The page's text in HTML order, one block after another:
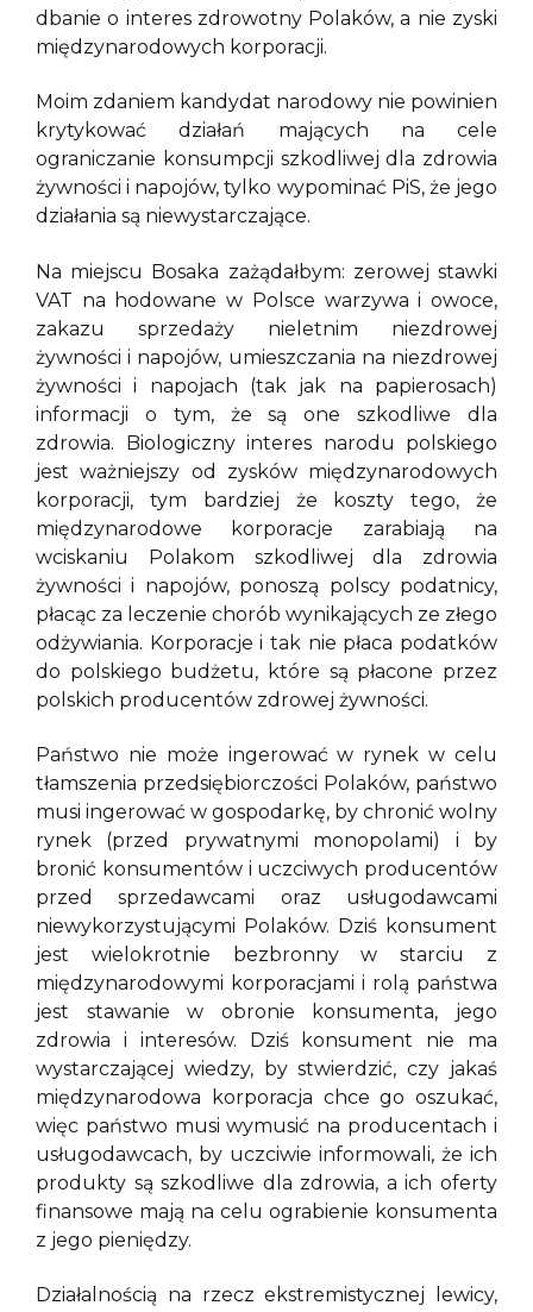
dbanie o interes zdrowotny Polaków, a nie zyski
międzynarodowych korporacji.
Moim zdaniem kandydat narodowy nie powinien
krytykować działań mających na cele
ograniczanie konsumpcji szkodliwej dla zdrowia
żywności i napojów, tylko wypominać PiS, że jego
działania są niewystarczające.
Na miejscu Bosaka zażądałbym: zerowej stawki
VAT na hodowane w Polsce warzywa i owoce,
zakazu sprzedaży nieletnim niezdrowej
żywności i napojów, umieszczania na niezdrowej
żywności i napojach (tak jak na papierosach)
informacji o tym, że są one szkodliwe dla
zdrowia. Biologiczny interes narodu polskiego
jest ważniejszy od zysków międzynarodowych
korporacji, tym bardziej że koszty tego, że
międzynarodowe korporacje zarabiają na
wciskaniu Polakom szkodliwej dla zdrowia
żywności i napojów, ponoszą polscy podatnicy,
płacąc za leczenie chorób wynikających ze złego
odżywiania. Korporacje i tak nie płaca podatków
do polskiego budżetu, które są płacone przez
polskich producentów zdrowej żywności.
Państwo nie może ingerować w rynek w celu
tłamszenia przedsiębiorczości Polaków, państwo
musi ingerować w gospodarkę, by chronić wolny
rynek (przed prywatnymi monopolami) i by
bronić konsumentów i uczciwych producentów
przed sprzedawcami oraz usługodawcami
niewykorzystującymi Polaków. Dziś konsument
jest wielokrotnie bezbronny w starciu z
międzynarodowymi korporacjami i rolą państwa
jest stawanie w obronie konsumenta, jego
zdrowia i interesów. Dziś konsument nie ma
wystarczającej wiedzy, by stwierdzić, czy jakaś
międzynarodowa korporacja chce go oszukać,
więc państwo musi wymusić na producentach i
usługodawcach, by uczciwie informowali, że ich
produkty są szkodliwe dla zdrowia, a ich oferty
finansowe mają na celu ograbienie konsumenta
z jego pieniędzy.
Działalnością na rzecz ekstremistycznej lewicy,